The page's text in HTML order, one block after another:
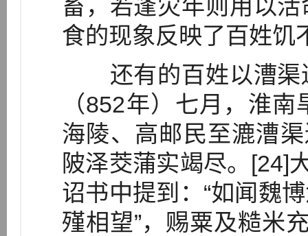
畜，若逢灾年则用以
食的现象反映了百姓饥
还有的百姓以漕渠
（852年）七月，淮
海陵、高邮民至漉漕
陂泽茭蒲实竭尽。[24]
诏书中提到：“如闻魏
殣相望”，赐粟及糙米